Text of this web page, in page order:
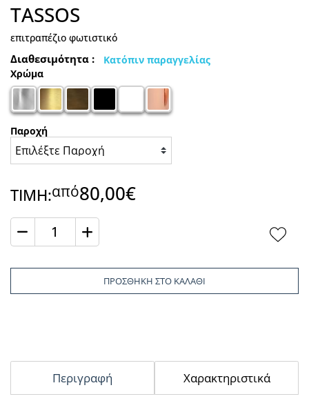
TASSOS
επιτραπέζιο φωτιστικό
Διαθεσιμότητα :
Κατόπιν παραγγελίας
Χρώμα
Παροχή
ΤΙΜΗ:από80,00€
ΠΡΟΣΘΗΚΗ ΣΤΟ ΚΑΛΑΘΙ
Περιγραφή Χαρακτηριστικά